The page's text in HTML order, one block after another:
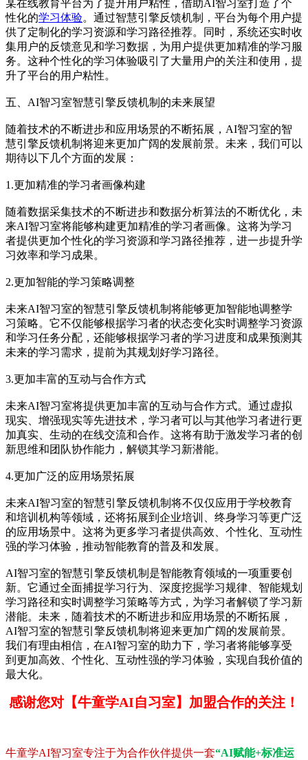
某在线教育平台为了提升用户粘性，借助AI智习室打造了个
性化的学习体验。通过智慧引擎反馈机制，平台为每个用户提
供了定制化的学习资源和学习路径推荐。同时，系统还实时收
集用户的反馈意见和学习数据，为用户提供更加精准的学习服
务。这种个性化的学习体验吸引了大量用户的关注和使用，提
升了平台的用户粘性。
五、AI智习室智慧引擎反馈机制的未来展望
随着技术的不断进步和应用场景的不断拓展，AI智习室的智
慧引擎反馈机制将迎来更加广阔的发展前景。未来，我们可以
期待以下几个方面的发展：
1.更加精准的学习者画像构建
随着数据采集技术的不断进步和数据分析算法的不断优化，未
来AI智习室将能够构建更加精准的学习者画像。这将为学习
者提供更加个性化的学习资源和学习路径推荐，进一步提升学
习效率和学习成果。
2.更加智能的学习策略调整
未来AI智习室的智慧引擎反馈机制将能够更加智能地调整学
习策略。它不仅能够根据学习者的状态变化实时调整学习资源
和学习任务分配，还能够根据学习者的学习进度和成果预测其
未来的学习需求，提前为其规划好学习路径。
3.更加丰富的互动与合作方式
未来AI智习室将提供更加丰富的互动与合作方式。通过虚拟
现实、增强现实等先进技术，学习者可以与其他学习者进行更
加真实、生动的在线交流和合作。这将有助于激发学习者的创
新思维和团队协作能力，解锁其学习新潜能。
4.更加广泛的应用场景拓展
未来AI智习室的智慧引擎反馈机制将不仅仅应用于学校教育
和培训机构等领域，还将拓展到企业培训、终身学习等更广泛
的应用场景中。这将为更多学习者提供高效、个性化、互动性
强的学习体验，推动智能教育的普及和发展。
AI智习室的智慧引擎反馈机制是智能教育领域的一项重要创
新。它通过全面捕捉学习行为、深度挖掘学习规律、智能规划
学习路径和实时调整学习策略等方式，为学习者解锁了学习新
潜能。未来，随着技术的不断进步和应用场景的不断拓展，
AI智习室的智慧引擎反馈机制将迎来更加广阔的发展前景。
我们有理由相信，在AI智习室的助力下，学习者将能够享受
到更加高效、个性化、互动性强的学习体验，实现自我价值的
最大化。
感谢您对【牛童学AI自习室】加盟合作的关注！
牛童学AI智习室专注于为合作伙伴提供一套“AI赋能+标准运